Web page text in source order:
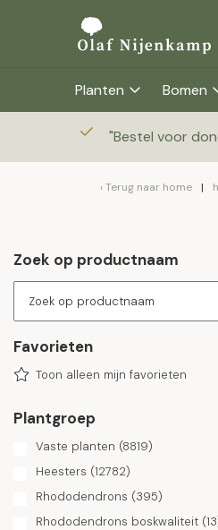
Planten Bomen
"Bestel voor
Terug naar home
Zoek op productnaam
Favorieten
Toon alleen mijn favorieten
Plantgroep
Vaste planten (8819)
Heesters (12782)
Rhododendrons (395)
Rhododendrons boskwaliteit